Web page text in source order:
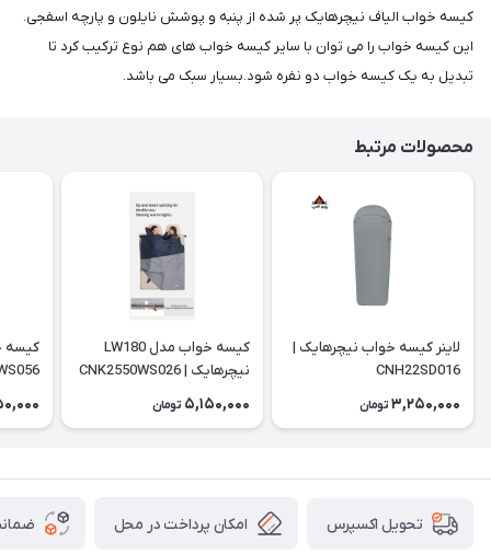
کیسه خواب الیاف نیچرهایک پر شده از پنبه و پوشش نایلون و پارچه اسفجی.
این کیسه خواب را می توان با سایر کیسه خواب های هم نوع ترکیب کرد تا
تبدیل به یک کیسه خواب دو نفره شود.بسیار سبک می باشد.
محصولات مرتبط
لاینر کیسه خواب نیچرهایک |
CNH22SD016
3,250,000 تومان
کیسه خواب مدل LW180
نیچرهایک | CNK2550WS026
5,150,000 تومان
تحویل اکسپرس امکان پرداخت در محل